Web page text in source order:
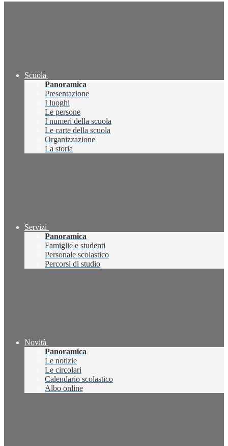
Scuola
Panoramica
Presentazione
I luoghi
Le persone
I numeri della scuola
Le carte della scuola
Organizzazione
La storia
Servizi
Panoramica
Famiglie e studenti
Personale scolastico
Percorsi di studio
Novità
Panoramica
Le notizie
Le circolari
Calendario scolastico
Albo online